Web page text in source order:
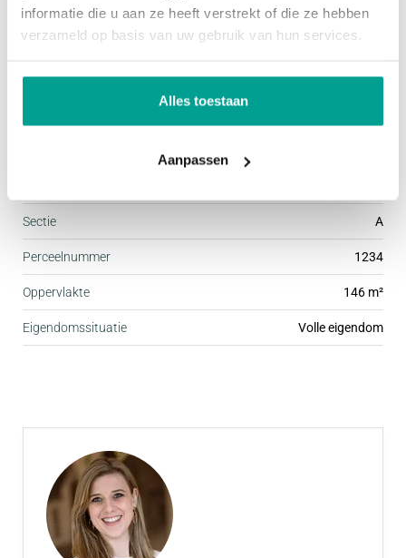
informatie die u aan ze heeft verstrekt of die ze hebben
verzameld op basis van uw gebruik van hun services.
Alles toestaan
Aanpassen
Permanente bewoning
Sectie A
Perceelnummer 1234
Oppervlakte 146 m²
Eigendomssituatie Volle eigendom